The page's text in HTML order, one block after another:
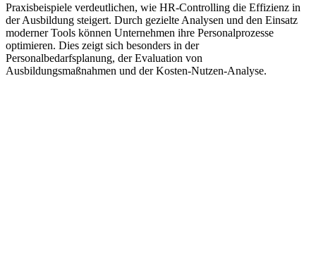
Praxisbeispiele verdeutlichen, wie HR-Controlling die Effizienz in
der Ausbildung steigert. Durch gezielte Analysen und den Einsatz
moderner Tools können Unternehmen ihre Personalprozesse
optimieren. Dies zeigt sich besonders in der
Personalbedarfsplanung, der Evaluation von
Ausbildungsmaßnahmen und der Kosten-Nutzen-Analyse.